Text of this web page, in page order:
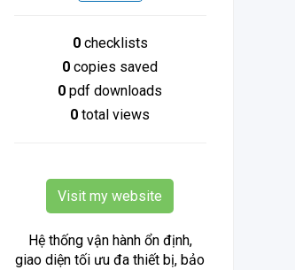
0checklists
0 copies saved
0 pdf downloads
0 total views
Visit my website
Hệ thống vận hành ổn định,
giao diện tối ưu đa thiết bị, bảo